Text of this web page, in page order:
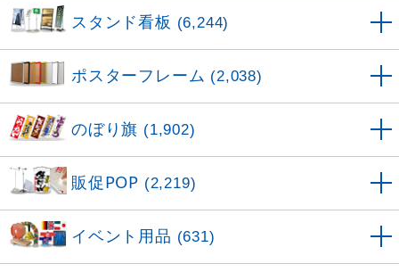
スタンド看板 (6,244)
ポスターフレーム (2,038)
のぼり旗 (1,902)
販促POP (2,219)
イベント用品 (631)